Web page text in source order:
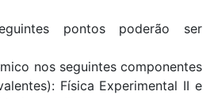
pontos poderão ser
nos seguintes componentes
Física Experimental II e